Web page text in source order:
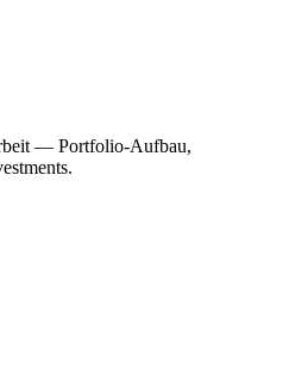
— Portfolio-Aufbau,